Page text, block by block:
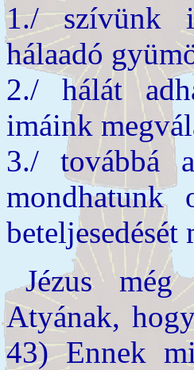
1./ szívünk
hálaadó
2./ hálát
imáink
3./ továbbá
mondhatunk
Jézus még
Atyának,
43) Ennek